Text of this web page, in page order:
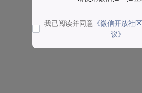
我已阅读并同意 《微信开放社
议》